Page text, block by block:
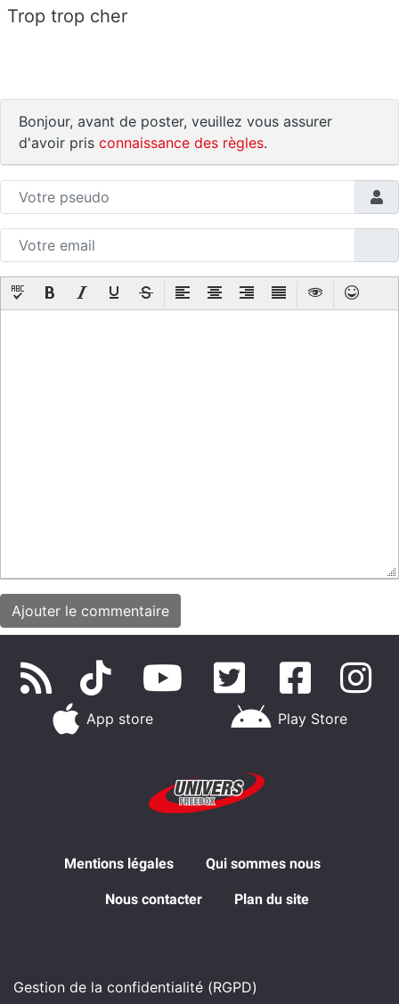
Trop trop cher
Bonjour, avant de poster, veuillez vous assurer
d'avoir pris connaissance des règles.
App store Play Store
Mentions légales Qui sommes nous
Nous contacter Plan du site
Gestion de la confidentialité (RGPD)